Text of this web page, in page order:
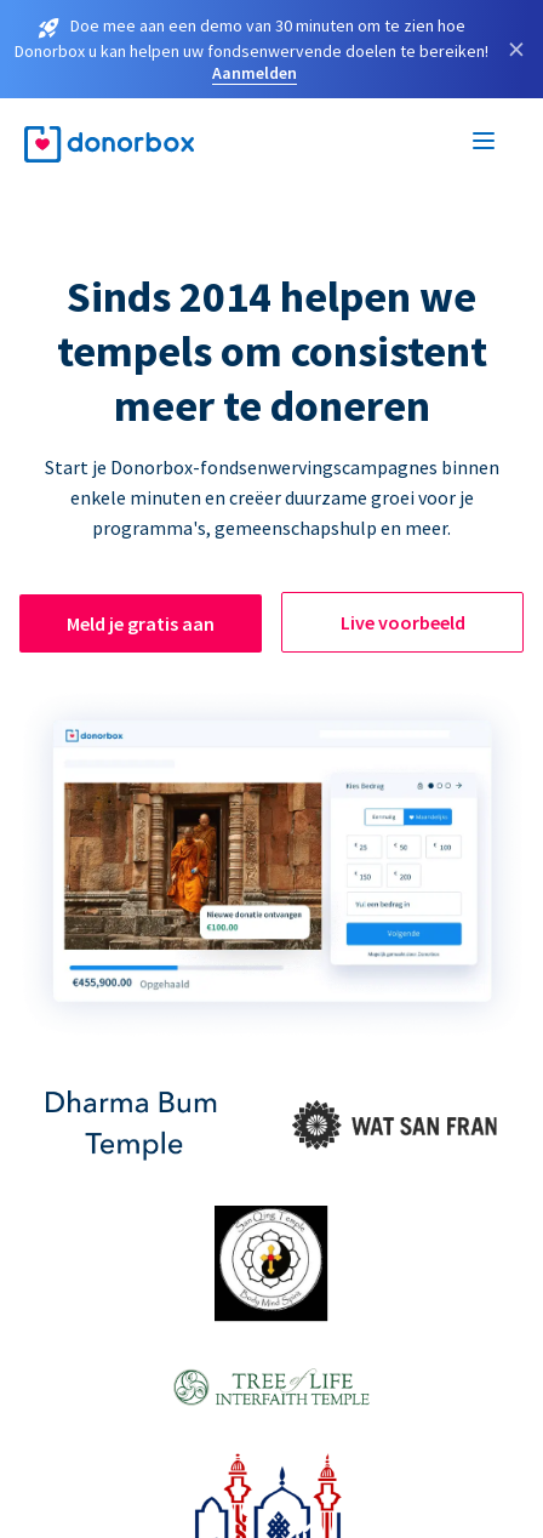
Doe mee aan een demo van 30 minuten om te zien hoe
Donorbox u kan helpen uw fondsenwervende doelen te bereiken!
Aanmelden
×
Sinds 2014 helpen we
tempels om consistent
meer te doneren
Start je Donorbox-fondsenwervingscampagnes binnen
enkele minuten en creëer duurzame groei voor je
programma's, gemeenschapshulp en meer.
Meld je gratis aan Live voorbeeld